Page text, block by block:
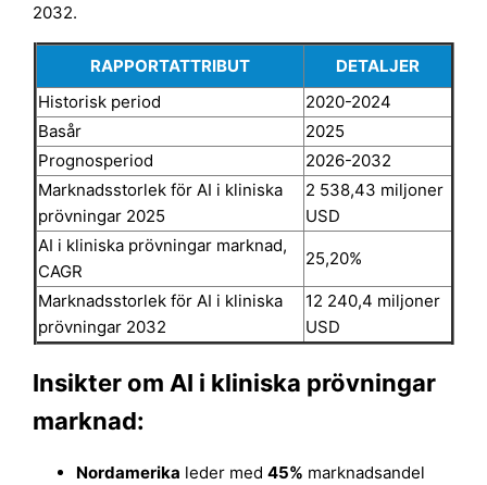
2032.
RAPPORTATTRIBUT
DETALJER
Historisk period
2020-2024
Basår
2025
Prognosperiod
2026-2032
Marknadsstorlek för AI i kliniska
prövningar 2025
2 538,43 miljoner
USD
AI i kliniska prövningar marknad,
CAGR
25,20%
Marknadsstorlek för AI i kliniska
prövningar 2032
12 240,4 miljoner
USD
Insikter om AI i kliniska prövningar
marknad:
Nordamerika leder med45% marknadsandel